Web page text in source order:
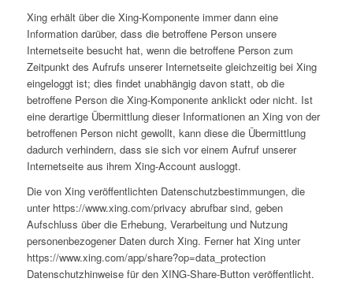
Xing erhält über die Xing-Komponente immer dann eine
Information darüber, dass die betroffene Person unsere
Internetseite besucht hat, wenn die betroffene Person zum
Zeitpunkt des Aufrufs unserer Internetseite gleichzeitig bei Xing
eingeloggt ist; dies findet unabhängig davon statt, ob die
betroffene Person die Xing-Komponente anklickt oder nicht. Ist
eine derartige Übermittlung dieser Informationen an Xing von der
betroffenen Person nicht gewollt, kann diese die Übermittlung
dadurch verhindern, dass sie sich vor einem Aufruf unserer
Internetseite aus ihrem Xing-Account ausloggt.
Die von Xing veröffentlichten Datenschutzbestimmungen, die
unter https://www.xing.com/privacy abrufbar sind, geben
Aufschluss über die Erhebung, Verarbeitung und Nutzung
personenbezogener Daten durch Xing. Ferner hat Xing unter
https://www.xing.com/app/share?op=data_protection
Datenschutzhinweise für den XING-Share-Button veröffentlicht.